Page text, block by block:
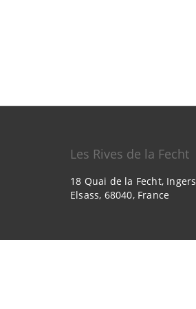
Les Rives de la Fecht
18 Quai de la Fecht,
Elsass, 68040, France